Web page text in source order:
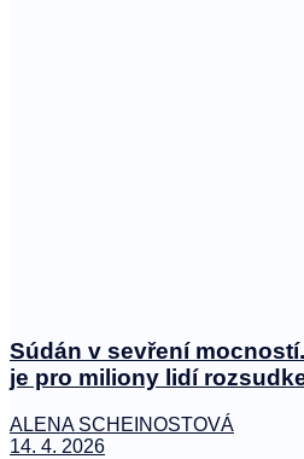
Súdán v sevření
je pro miliony lidí
ALENA SCHEINOSTOVÁ
14. 4. 2026